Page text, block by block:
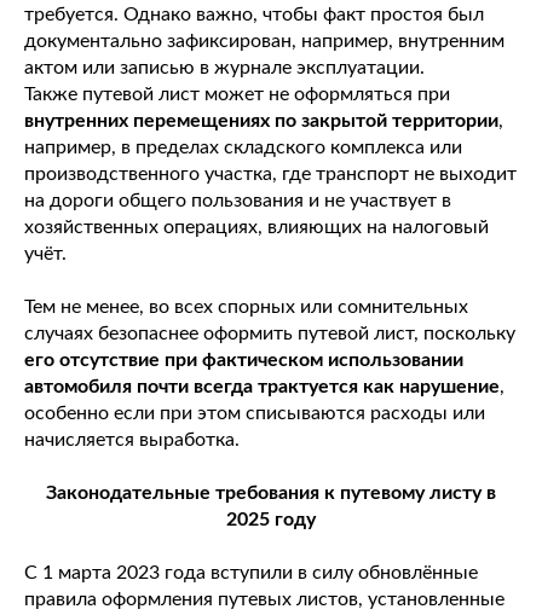
требуется. Однако важно, чтобы факт простоя был
документально зафиксирован, например, внутренним
актом или записью в журнале эксплуатации.
Также путевой лист может не оформляться при
внутренних перемещениях по закрытой территории,
например, в пределах складского комплекса или
производственного участка, где транспорт не выходит
на дороги общего пользования и не участвует в
хозяйственных операциях, влияющих на налоговый
учёт.
Тем не менее, во всех спорных или сомнительных
случаях безопаснее оформить путевой лист, поскольку
его отсутствие при фактическом использовании
автомобиля почти всегда трактуется как нарушение,
особенно если при этом списываются расходы или
начисляется выработка.
Законодательные требования к путевому листу в
2025 году
С 1 марта 2023 года вступили в силу обновлённые
правила оформления путевых листов, установленные